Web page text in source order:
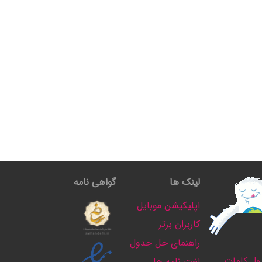
لینک ها
اپلیکیشن موبایل
کاربران برتر
راهنمای حل جدول
گواهی نامه